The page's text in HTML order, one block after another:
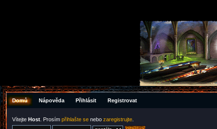
Domů Nápověda Přihlásit Registrovat
Vítejte Host . Prosím přihlašte se nebo zaregistrujte